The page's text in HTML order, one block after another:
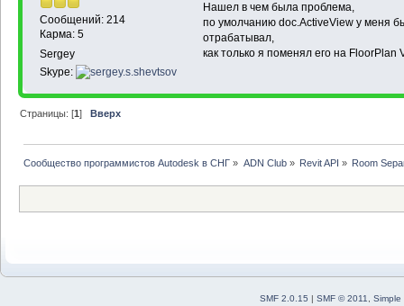
Сообщений: 214
Карма: 5
Sergey
Skype:
Нашел в чем была проблема,
по умолчанию doc.ActiveView у меня
отрабатывал,
как только я поменял его на FloorPlan
Страницы: [1]Вверх
Сообщество программистов Autodesk в СНГ » ADN Club» Revit API » Room
SMF 2.0.15 | SMF © 2011
Simple